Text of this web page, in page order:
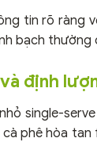
tin rõ ràng
bạch
định
single-
phê hòa